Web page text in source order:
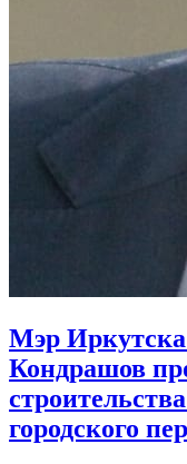
Мэр
Кондрашов
городского